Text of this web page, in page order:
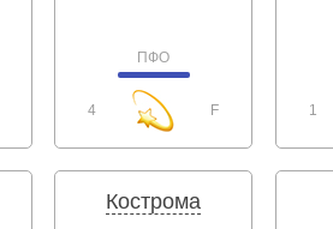
ПФО
4 F 1
Кострома